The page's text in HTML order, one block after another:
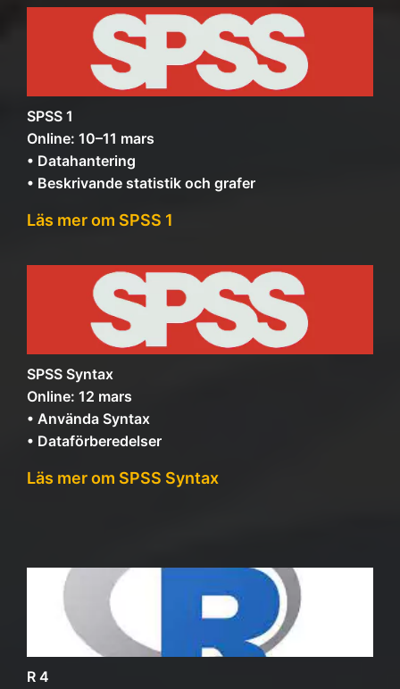
SPSS 1
Online: 10–11 mars
• Datahantering
• Beskrivande statistik och grafer
Läs mer om SPSS 1
SPSS Syntax
Online: 12 mars
• Använda Syntax
• Dataförberedelser
Läs mer om SPSS Syntax
R 4